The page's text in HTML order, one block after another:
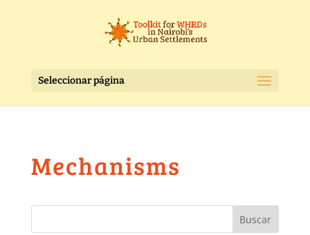
Seleccionar página
Mechanisms